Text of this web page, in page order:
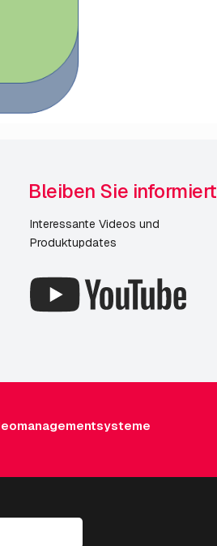
Bleiben Sie informiert
Interessante Videos und
Produktupdates